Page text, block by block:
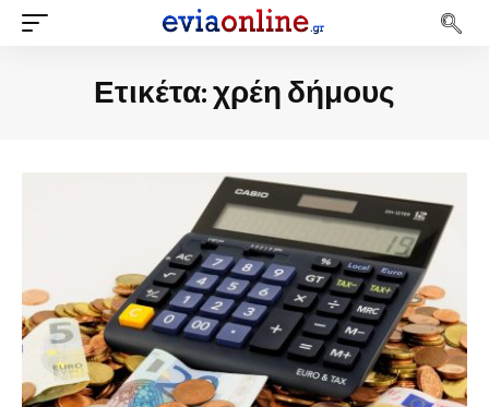
Ετικέτα:χρέη δήμους